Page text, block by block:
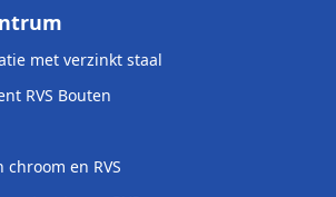
met verzinkt staal
RVS Bouten
en RVS